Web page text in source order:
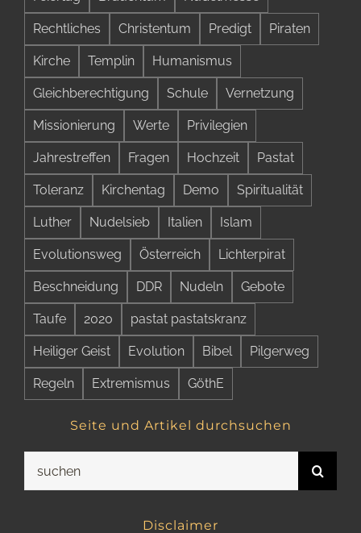
Rechtliches Christentum Predigt Piraten
Kirche Templin Humanismus
Gleichberechtigung Schule Vernetzung
Missionierung Werte Privilegien
Jahrestreffen Fragen Hochzeit Pastat
Toleranz Kirchentag Demo Spiritualität
Luther Nudelsieb Italien Islam
Evolutionsweg Österreich Lichterpirat
Beschneidung DDR Nudeln Gebote
Taufe 2020 pastat pastatskranz
Heiliger Geist Evolution Bibel Pilgerweg
Regeln Extremismus GöthE
Seite und Artikel durchsuchen
nach:
Disclaimer